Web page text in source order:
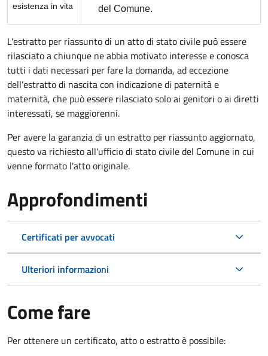
esistenza in vita
del Comune.
L'estratto per riassunto di un atto di stato civile può essere
rilasciato a chiunque ne abbia motivato interesse e conosca
tutti i dati necessari per fare la domanda, ad eccezione
dell’estratto di nascita con indicazione di paternità e
maternità, che può essere rilasciato solo ai genitori o ai diretti
interessati, se maggiorenni.
Per avere la garanzia di un estratto per riassunto aggiornato,
questo va richiesto all'ufficio di stato civile del Comune in cui
venne formato l'atto originale.
Approfondimenti
Certificati per avvocati
Ulteriori informazioni
Come fare
Per ottenere un certificato, atto o estratto è possibile: